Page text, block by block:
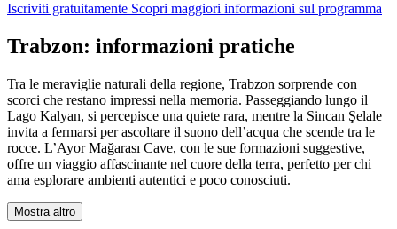
Iscriviti gratuitamente Scopri maggiori informazioni sul programma
Trabzon: informazioni pratiche
Tra le meraviglie naturali della regione, Trabzon sorprende con
scorci che restano impressi nella memoria. Passeggiando lungo il
Lago Kalyan, si percepisce una quiete rara, mentre la Sincan Şelale
invita a fermarsi per ascoltare il suono dell’acqua che scende tra le
rocce. L’Ayor Mağarası Cave, con le sue formazioni suggestive,
offre un viaggio affascinante nel cuore della terra, perfetto per chi
ama esplorare ambienti autentici e poco conosciuti.
Mostra altro